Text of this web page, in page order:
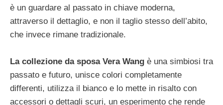
è un guardare al passato in chiave moderna,
attraverso il dettaglio, e non il taglio stesso dell’abito,
che invece rimane tradizionale.
La collezione da sposa Vera Wang è una simbiosi tra
passato e futuro, unisce colori completamente
differenti, utilizza il bianco e lo mette in risalto con
accessori o dettagli scuri, un esperimento che rende